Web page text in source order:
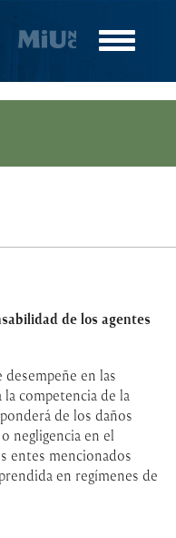
Toggle
de los agentes
en las
competencia de la
de los daños
negligencia en el
entes mencionados
en regímenes de